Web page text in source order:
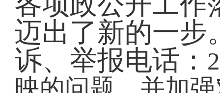
迈出了新的一步
诉、举报电话：